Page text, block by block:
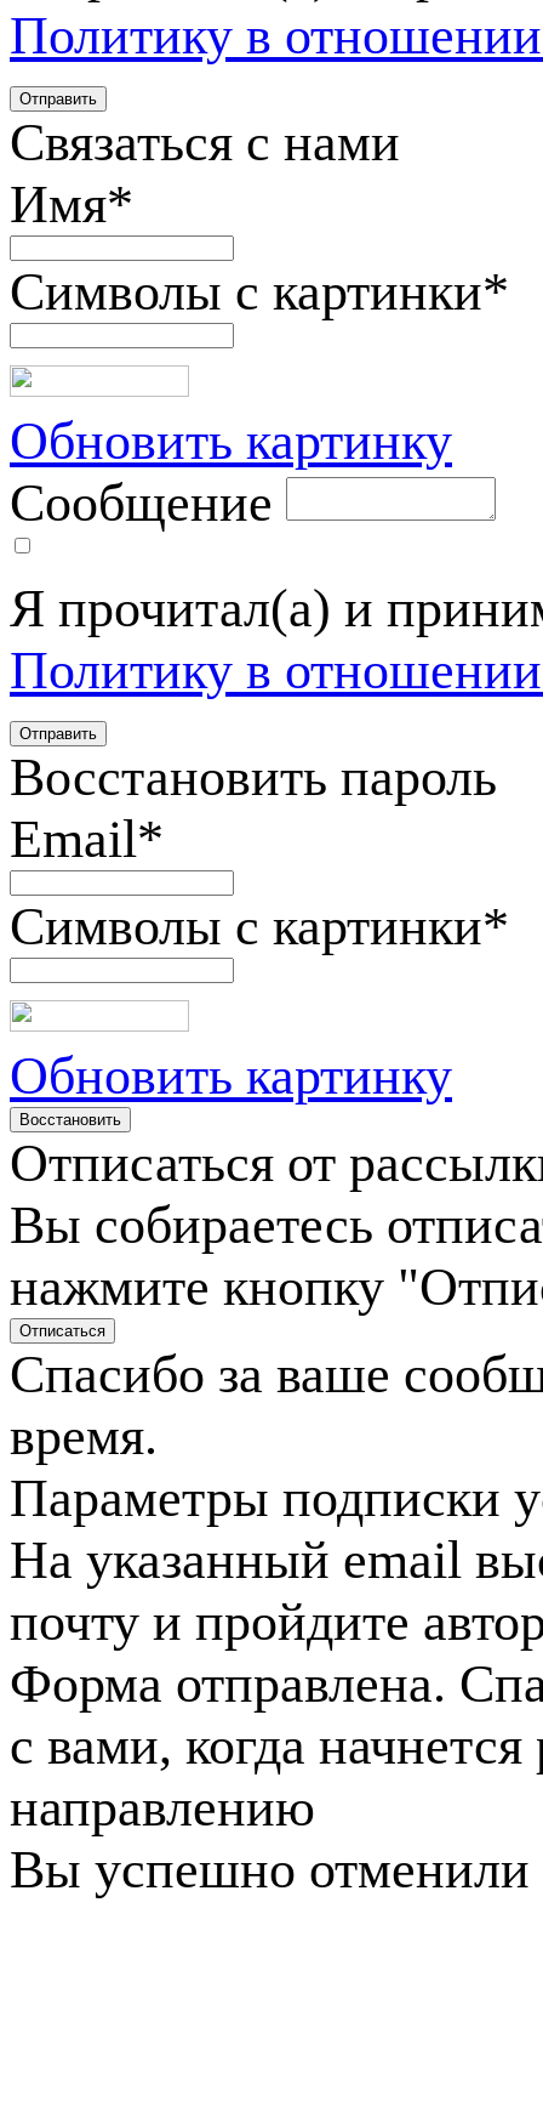
Политику в
Связаться с нами
Имя*
Символы с картинки*
Обновить картинку
Сообщение
Я прочитал(а) и
Политику в
Восстановить пароль
Email*
Символы с картинки*
Обновить картинку
Отписаться от
Вы собираетесь
нажмите кнопку
Спасибо за ваше
время.
Параметры подписки
На указанный email
почту и пройдите
Форма отправлена.
с вами, когда
направлению
Вы успешно отменили